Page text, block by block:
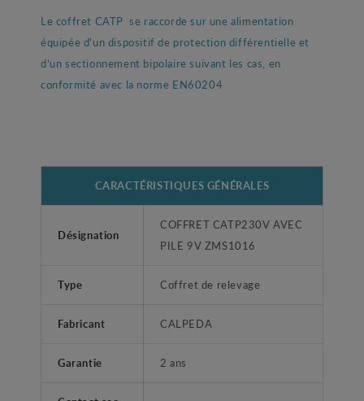
Le coffret CATP se raccorde sur une alimentation
équipée d'un dispositif de protection différentielle et
d’un sectionnement bipolaire suivant les cas, en
conformité avec la norme EN60204
CARACTÉRISTIQUES GÉNÉRALES
Désignation
COFFRET CATP230V AVEC
PILE 9V ZMS1016
Type Coffret de relevage
Fabricant CALPEDA
Garantie 2 ans